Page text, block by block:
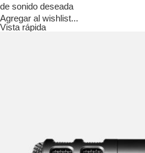
de sonido deseada
Agregar al wishlist...
Vista rápida